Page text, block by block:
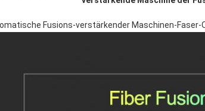
Fusions-verstärkender Maschinen-